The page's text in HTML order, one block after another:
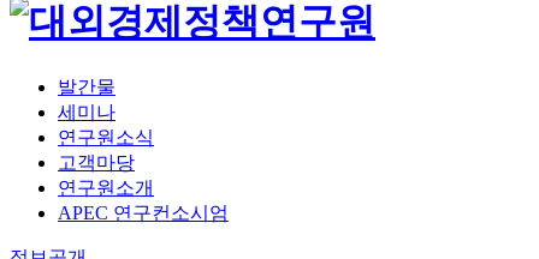
발간물
세미나
연구원소식
고객마당
연구원소개
APEC 연구컨소시엄